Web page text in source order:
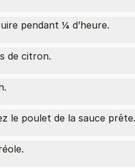
pendant ¼ d’heure.
de citron.
le poulet de la sauce prête.